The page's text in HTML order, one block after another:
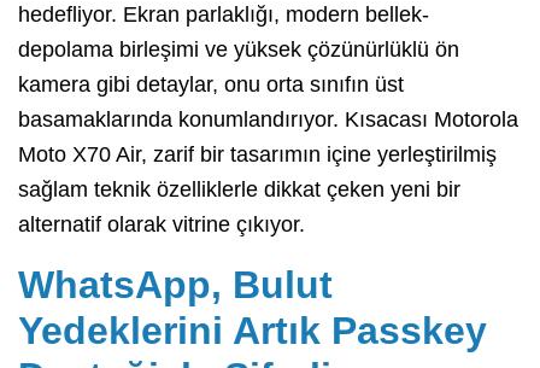
hedefliyor. Ekran parlaklığı, modern bellek-
depolama birleşimi ve yüksek çözünürlüklü ön
kamera gibi detaylar, onu orta sınıfın üst
basamaklarında konumlandırıyor. Kısacası Motorola
Moto X70 Air, zarif bir tasarımın içine yerleştirilmiş
sağlam teknik özelliklerle dikkat çeken yeni bir
alternatif olarak vitrine çıkıyor.
WhatsApp, Bulut
Yedeklerini Artık Passkey